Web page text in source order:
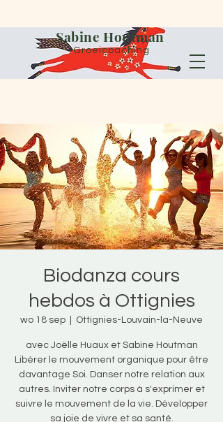
Sabine Houtman
Groeicoaching
Biodanza cours
hebdos à Ottignies
wo 18 sep Ottignies-Louvain-la-Neuve
avec Joëlle Huaux et Sabine Houtman
Libérer le mouvement organique pour être
davantage Soi. Danser notre relation aux
autres. Inviter notre corps à s'exprimer et
suivre le mouvement de la vie. Développer
sa joie de vivre et sa santé.